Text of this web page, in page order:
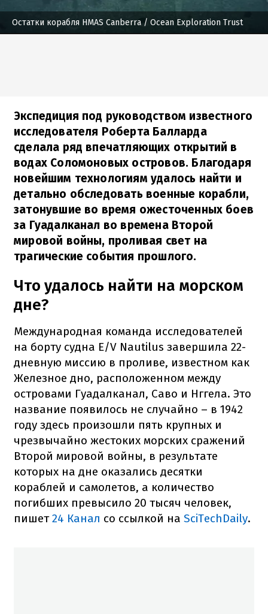
Остатки корабля HMAS Canberra / Ocean Exploration Trust
Экспедиция под руководством известного
исследователя Роберта Балларда
сделала ряд впечатляющих открытий в
водах Соломоновых островов. Благодаря
новейшим технологиям удалось найти и
детально обследовать военные корабли,
затонувшие во время ожесточенных боев
за Гуадалканал во времена Второй
мировой войны, проливая свет на
трагические события прошлого.
Что удалось найти на морском
дне?
Международная команда исследователей
на борту судна E/V Nautilus завершила 22-
дневную миссию в проливе, известном как
Железное дно, расположенном между
островами Гуадалканал, Саво и Нггела. Это
название появилось не случайно – в 1942
году здесь произошли пять крупных и
чрезвычайно жестоких морских сражений
Второй мировой войны, в результате
которых на дне оказались десятки
кораблей и самолетов, а количество
погибших превысило 20 тысяч человек,
пишет24 Канал со ссылкой на SciTechDaily.